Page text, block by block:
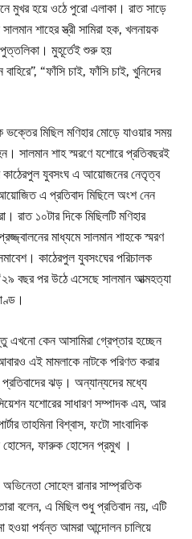
মুখর হয়ে ওঠে পুরো এলাকা। রাত সাড়ে
শাহের স্ত্রী সামিরা হক, খলনায়ক
মুহূর্তেই শুরু হয়
“ফাঁসি চাই, ফাঁসি চাই, খুনিদের
মিছিল মণিহার মোড়ে যাওয়ার সময়
সালমান শাহ স্মরণে যশোরে প্রতিবছরই
কাঠেরপুল যুবসংঘ এ আয়োজনের নেতৃত্ব
আয়োজিত এ প্রতিবাদ মিছিলে অংশ নেন
রাত ১০টার দিকে মিছিলটি মণিহার
মাধ্যমে সালমান শাহকে স্মরণ
কাঠেরপুল যুবসংঘের পরিচালক
বছর পর উঠে এসেছে সালমান আত্মহত্যা
কেন আসামিরা গ্রেপ্তার হচ্ছেন
এই মামলাকে নাটকে পরিণত করার
ঝড়। অন্যান্যদের মধ্যে
যশোরের সাধারণ সম্পাদক এম, আর
তাহমিনা বিশ্বাস, ফটো সাংবাদিক
হোসেন, ফারুক হোসেন প্রমুখ ।
অভিনেতা সোহেল রানার সাম্প্রতিক
বলেন, এ মিছিল শুধু প্রতিবাদ নয়, এটি
হওয়া পর্যন্ত আমরা আন্দোলন চালিয়ে